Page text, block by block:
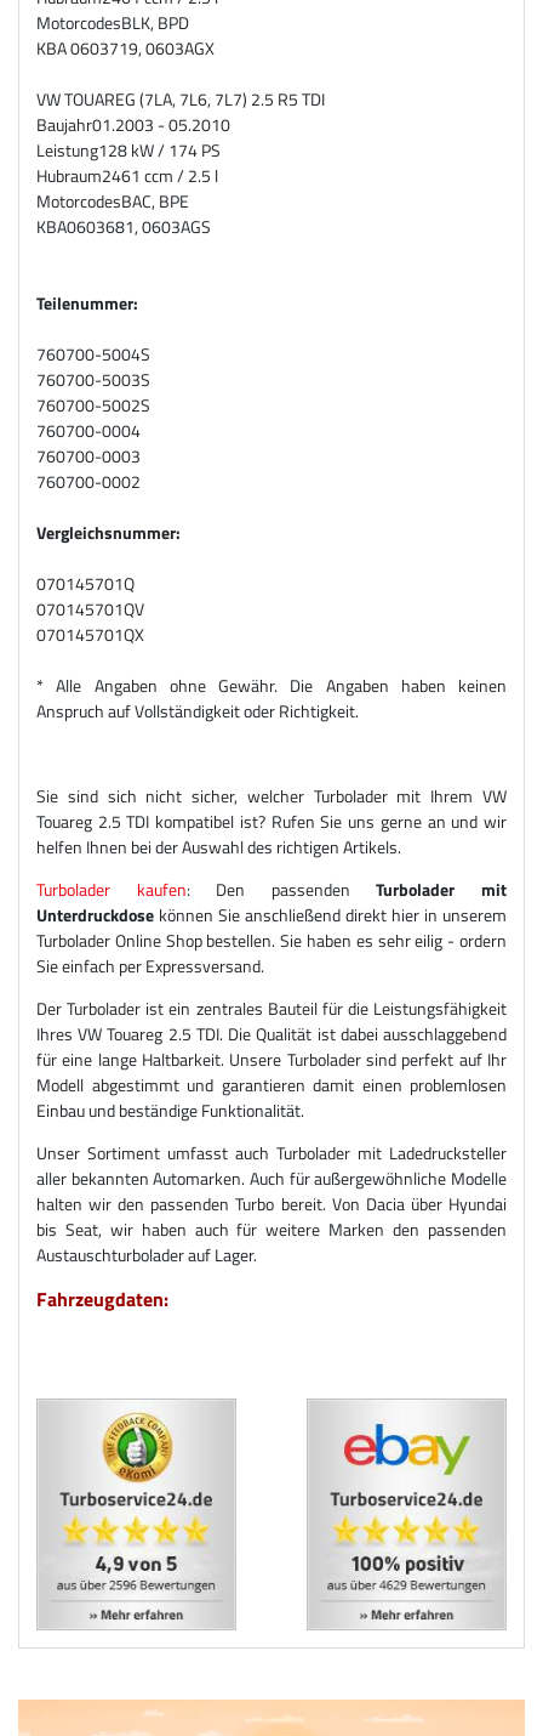
MotorcodesBLK, BPD
KBA0603719, 0603AGX
VW TOUAREG (7LA, 7L6, 7L7) 2.5 R5 TDI
Baujahr01.2003 - 05.2010
Leistung128 kW / 174 PS
Hubraum2461 ccm / 2.5 l
MotorcodesBAC, BPE
KBA0603681, 0603AGS
Teilenummer:
760700-5004S
760700-5003S
760700-5002S
760700-0004
760700-0003
760700-0002
Vergleichsnummer:
070145701Q
070145701QV
070145701QX
* Alle Angaben ohne Gewähr. Die Angaben haben keinen
Anspruch auf Vollständigkeit oder Richtigkeit.
Sie sind sich nicht sicher, welcher Turbolader mit Ihrem VW
Touareg 2.5 TDI kompatibel ist? Rufen Sie uns gerne an und wir
helfen Ihnen bei der Auswahl des richtigen Artikels.
Turbolader kaufen: Den passendenTurbolader mit
Unterdruckdose können Sie anschließend direkt hier in unserem
Turbolader Online Shop bestellen. Sie haben es sehr eilig - ordern
Sie einfach per Expressversand.
Der Turbolader ist ein zentrales Bauteil für die Leistungsfähigkeit
Ihres VW Touareg 2.5 TDI. Die Qualität ist dabei ausschlaggebend
für eine lange Haltbarkeit. Unsere Turbolader sind perfekt auf Ihr
Modell abgestimmt und garantieren damit einen problemlosen
Einbau und beständige Funktionalität.
Unser Sortiment umfasst auch Turbolader mit Ladedrucksteller
aller bekannten Automarken. Auch für außergewöhnliche Modelle
halten wir den passenden Turbo bereit. Von Dacia über Hyundai
bis Seat, wir haben auch für weitere Marken den passenden
Austauschturbolader auf Lager.
Fahrzeugdaten: